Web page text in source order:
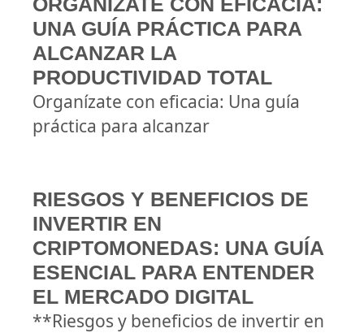
UNA GUÍA PRÁCTICA PARA
ALCANZAR LA
PRODUCTIVIDAD TOTAL
Organízate con eficacia: Una guía
práctica para alcanzar
RIESGOS Y BENEFICIOS DE
INVERTIR EN
CRIPTOMONEDAS: UNA GUÍA
ESENCIAL PARA ENTENDER
EL MERCADO DIGITAL
**Riesgos y beneficios de invertir en